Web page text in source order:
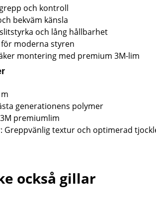
och kontroll
bekväm känsla
och lång hållbarhet
moderna styren
montering med premium 3M-lim
generationens polymer
premiumlim
Greppvänlig textur och optimerad
också gillar